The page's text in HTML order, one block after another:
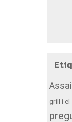
grill i el